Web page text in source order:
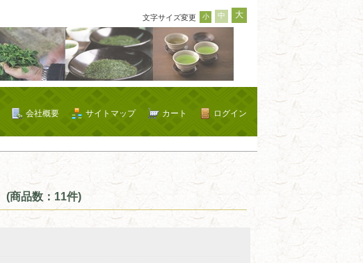
文字サイズ変更 小 中 大
ログイン
カート
サイトマップ
会社概要
(商品数：11件)